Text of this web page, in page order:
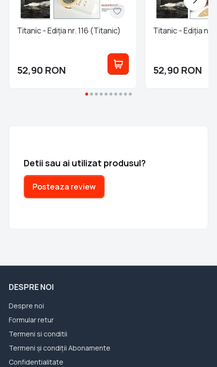
Titanic - Ediția nr. 116 (Titanic)
52,90 RON
Titanic - Ediția
52,90 RON
Detii sau ai utilizat produsul?
Posteaza review
DESPRE NOI
Despre noi
Formular retur
Termeni si conditii
Termeni și condiții Abonamente
Confidentialitate